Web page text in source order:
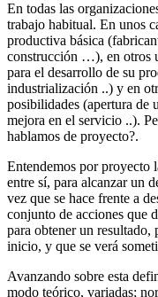
En todas las
trabajo habitual. En unos
productiva básica
construcción …), en otros
para el desarrollo de su
industrialización ..) y en
posibilidades (apertura de
mejora en el servicio ..).
hablamos de proyecto?.
Entendemos por proyecto
entre sí, para alcanzar un
vez que se hace frente a
conjunto de acciones que
para obtener un resultado,
inicio, y que se verá
Avanzando sobre esta
modo teórico, variadas;